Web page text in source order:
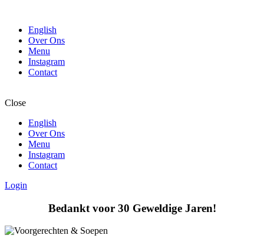
English
Over Ons
Menu
Instagram
Contact
Close
English
Over Ons
Menu
Instagram
Contact
Login
Bedankt voor 30 Geweldige Jaren!